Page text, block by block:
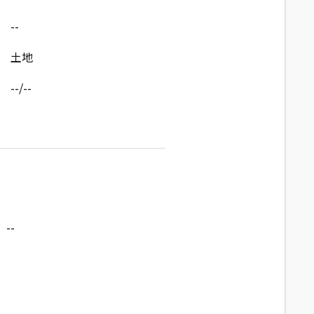
--
土地
--/--
--